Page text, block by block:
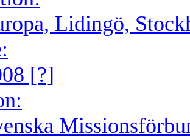
Lidingö,
[?]